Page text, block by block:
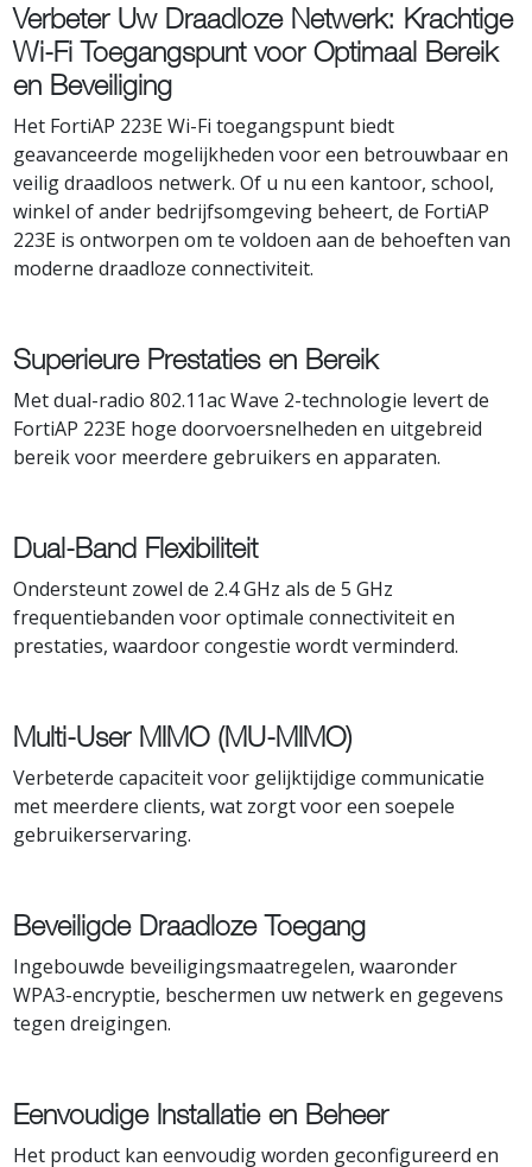
Verbeter Uw Draadloze Netwerk: Krachtige
Wi-Fi Toegangspunt voor Optimaal Bereik
en Beveiliging
Het FortiAP 223E Wi-Fi toegangspunt biedt
geavanceerde mogelijkheden voor een betrouwbaar en
veilig draadloos netwerk. Of u nu een kantoor, school,
winkel of ander bedrijfsomgeving beheert, de FortiAP
223E is ontworpen om te voldoen aan de behoeften van
moderne draadloze connectiviteit.
Superieure Prestaties en Bereik
Met dual-radio 802.11ac Wave 2-technologie levert de
FortiAP 223E hoge doorvoersnelheden en uitgebreid
bereik voor meerdere gebruikers en apparaten.
Dual-Band Flexibiliteit
Ondersteunt zowel de 2.4 GHz als de 5 GHz
frequentiebanden voor optimale connectiviteit en
prestaties, waardoor congestie wordt verminderd.
Multi-User MIMO (MU-MIMO)
Verbeterde capaciteit voor gelijktijdige communicatie
met meerdere clients, wat zorgt voor een soepele
gebruikerservaring.
Beveiligde Draadloze Toegang
Ingebouwde beveiligingsmaatregelen, waaronder
WPA3-encryptie, beschermen uw netwerk en gegevens
tegen dreigingen.
Eenvoudige Installatie en Beheer
Het product kan eenvoudig worden geconfigureerd en